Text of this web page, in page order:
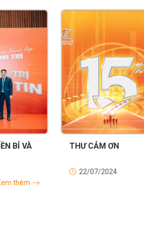
BỈ VÀ
thêm
THƯ CẢM ƠN
22/07/2024